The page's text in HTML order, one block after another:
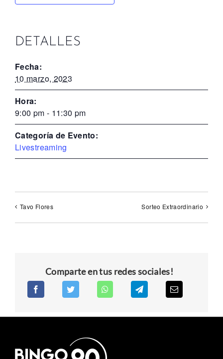
DETALLES
Fecha:
10 marzo, 2023
Hora:
9:00 pm - 11:30 pm
Categoría de Evento:
Livestreaming
Tavo Flores Sorteo Extraordinario
Comparte en tus redes sociales!